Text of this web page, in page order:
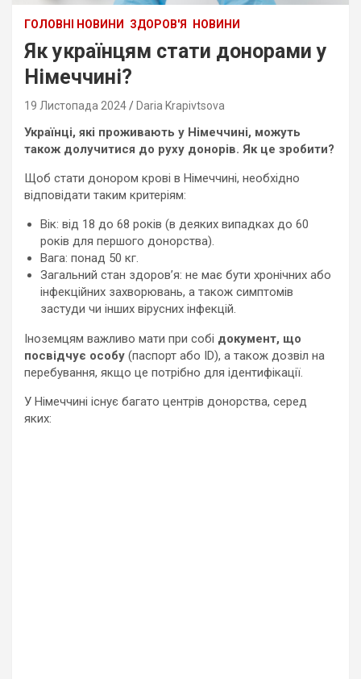
ГОЛОВНІ НОВИНИ ЗДОРОВ'Я НОВИНИ
Як українцям стати донорами у
Німеччині?
19 Листопада 2024 Daria Krapivtsova
Українці, які проживають у Німеччині, можуть
також долучитися до руху донорів. Як це зробити?
Щоб стати донором крові в Німеччині, необхідно
відповідати таким критеріям:
Вік: від 18 до 68 років (в деяких випадках до 60
років для першого донорства).
Вага: понад 50 кг.
Загальний стан здоров’я: не має бути хронічних або
інфекційних захворювань, а також симптомів
застуди чи інших вірусних інфекцій.
Іноземцям важливо мати при собі документ, що
посвідчує особу (паспорт або ID), а також дозвіл на
перебування, якщо це потрібно для ідентифікації.
У Німеччині існує багато центрів донорства, серед
яких: